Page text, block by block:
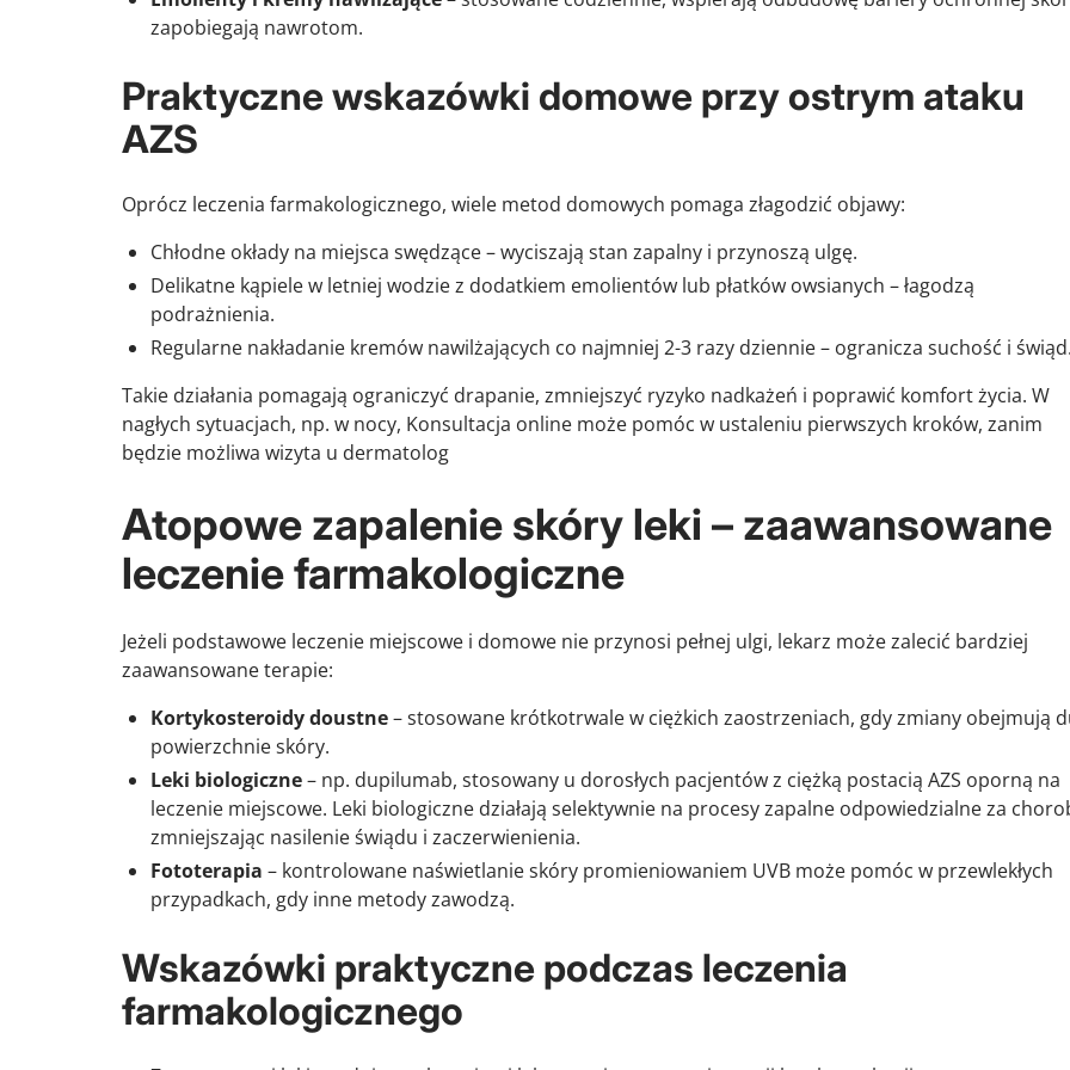
zapobiegają nawrotom.
Praktyczne wskazówki domowe przy ostrym ataku
AZS
Oprócz leczenia farmakologicznego, wiele metod domowych pomaga złagodzić objawy:
Chłodne okłady na miejsca swędzące – wyciszają stan zapalny i przynoszą ulgę.
Delikatne kąpiele w letniej wodzie z dodatkiem emolientów lub płatków owsianych – łagodzą
podrażnienia.
Regularne nakładanie kremów nawilżających co najmniej 2-3 razy dziennie – ogranicza suchość i
Takie działania pomagają ograniczyć drapanie, zmniejszyć ryzyko nadkażeń i poprawić komfort życia. W
nagłych sytuacjach, np. w nocy, Konsultacja online może pomóc w ustaleniu pierwszych kroków, zanim
będzie możliwa wizyta u dermatolog
Atopowe zapalenie skóry leki – zaawansowane
leczenie farmakologiczne
Jeżeli podstawowe leczenie miejscowe i domowe nie przynosi pełnej ulgi, lekarz może zalecić bardziej
zaawansowane terapie:
Kortykosteroidy doustne– stosowane krótkotrwale w ciężkich zaostrzeniach, gdy zmiany obejmują
powierzchnie skóry.
Leki biologiczne– np. dupilumab, stosowany u dorosłych pacjentów z ciężką postacią AZS oporną na
leczenie miejscowe. Leki biologiczne działają selektywnie na procesy zapalne odpowiedzialne za
zmniejszając nasilenie świądu i zaczerwienienia.
Fototerapia – kontrolowane naświetlanie skóry promieniowaniem UVB może pomóc w przewlekłych
przypadkach, gdy inne metody zawodzą.
Wskazówki praktyczne podczas leczenia
farmakologicznego